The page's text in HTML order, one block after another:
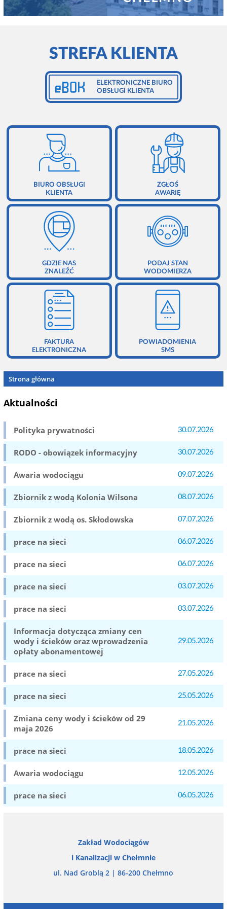
ZARZĄDZANIE NIERUCHOMOŚCIAMI
KONTAKT
REGULAMINY
POLITYKA PRYWATNOŚCI
STREFA KLIENTA
ELEKTRONICZNE BIURO
OBSŁUGI KLIENTA
BIURO OBSŁUGI
KLIENTA
ZGŁOŚ
AWARIĘ
GDZIE NAS
ZNALEŹĆ
PODAJ STAN
WODOMIERZA
FAKTURA
ELEKTRONICZNA
POWIADOMIENIA
SMS
Strona główna
Aktualności
Polityka prywatności 30.07.2026
RODO - obowiązek informacyjny 30.07.2026
Awaria wodociągu 09.07.2026
Zbiornik z wodą Kolonia Wilsona 08.07.2026
Zbiornik z wodą os. Skłodowska 07.07.2026
prace na sieci 06.07.2026
prace na sieci 06.07.2026
prace na sieci 03.07.2026
prace na sieci 03.07.2026
Informacja dotycząca zmiany cen
wody i ścieków oraz wprowadzenia
opłaty abonamentowej
29.05.2026
prace na sieci 27.05.2026
prace na sieci 25.05.2026
Zmiana ceny wody i ścieków od 29
maja 2026
21.05.2026
prace na sieci 18.05.2026
Awaria wodociągu 12.05.2026
prace na sieci 06.05.2026
Zakład Wodociągów
i Kanalizacji w Chełmnie
ul. Nad Groblą 2 | 86-200 Chełmno